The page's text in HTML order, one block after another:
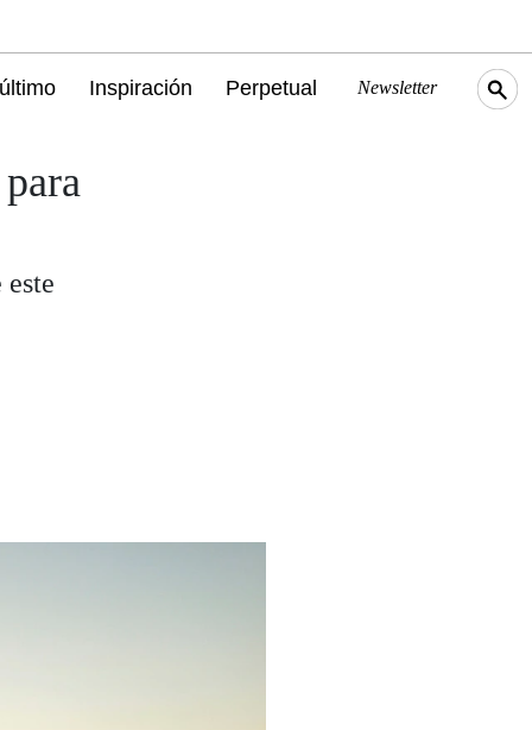
Inspiración Perpetual Newsletter